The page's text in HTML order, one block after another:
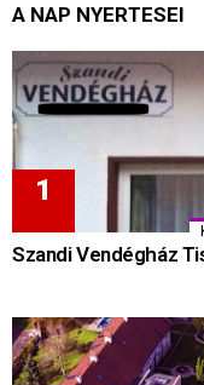
A NAP NYERTESEI
Szandi Vendégház